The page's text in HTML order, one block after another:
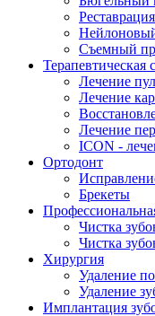
Съемный
Терапевтическая
Лечение
Лечение
Лечение
ICON -
Ортодонт
Брекеты
Чистка
Чистка
Хирургия
Удаление
Удаление
Имплантация